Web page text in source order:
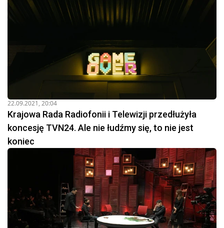
22.09.2021, 20:04
Krajowa Rada Radiofonii i Telewizji przedłużyła
koncesję TVN24. Ale nie łudźmy się, to nie jest
koniec